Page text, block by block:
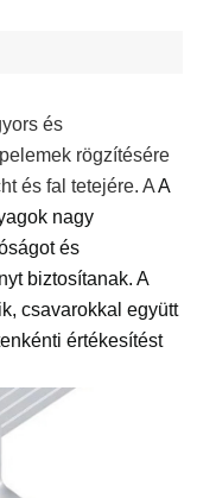
és
rögzítésére
és fal tetejére. AA
nagy
és
biztosítanak. A
csavarokkal együtt
értékesítést